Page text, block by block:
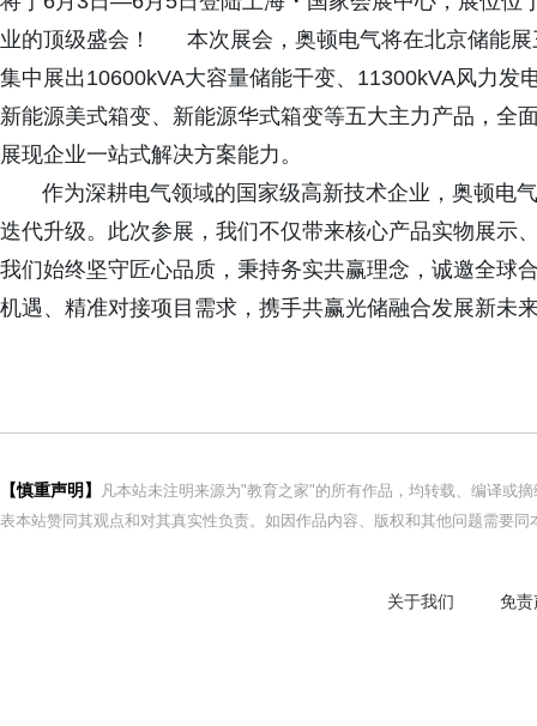
业的顶级盛会！ 本次展会，奥顿电气将在北京储能展
集中展出10600kVA大容量储能干变、11300kVA风力发
新能源美式箱变、新能源华式箱变等五大主力产品，全
展现企业一站式解决方案能力。
作为深耕电气领域的国家级高新技术企业，奥顿电
迭代升级。此次参展，我们不仅带来核心产品实物展示
我们始终坚守匠心品质，秉持务实共赢理念，诚邀全球
机遇、精准对接项目需求，携手共赢光储融合发展新未
【慎重声明】
凡本站未注明来源为"教育之家"的所有作品，均转载、编译或
表本站赞同其观点和对其真实性负责。如因作品内容、版权和其他问题需要
关于我们 免责